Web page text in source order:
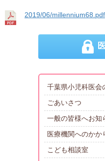
2019/06/millennium68.pdf
千葉県小児科医会
ごあいさつ
一般の皆様へお知
医療機関へのかか
こども相談室